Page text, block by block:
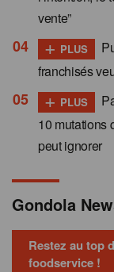
vente”
+ PLUS
franchisés
+ PLUS
10 mutations
peut ignorer
Gondola
Restez au top
foodservice !